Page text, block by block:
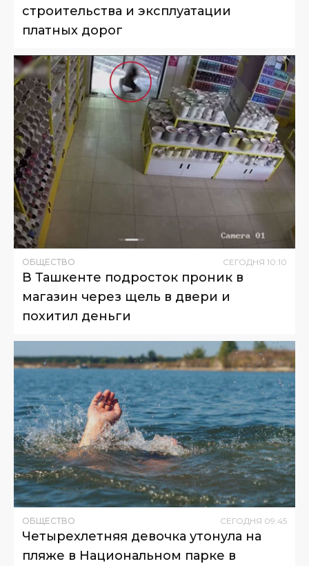
строительства и эксплуатации
платных дорог
ОБЩЕСТВО СЕГОДНЯ 10:10
В Ташкенте подросток проник в
магазин через щель в двери и
похитил деньги
ОБЩЕСТВО СЕГОДНЯ 09:45
Четырехлетняя девочка утонула на
пляже в Национальном парке в